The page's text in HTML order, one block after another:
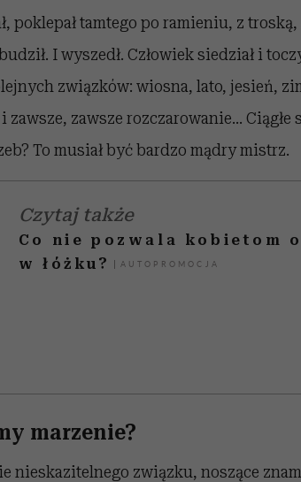
poklepał tamtego po ramieniu, z
I wyszedł. Człowiek siedział i
związków: wiosna, lato, jesień,
zawsze rozczarowanie… Ciągłe
To musiał być bardzo mądry mistrz.
Czytaj także
Co nie pozwala kobietom
w łóżku?
marzenie?
nieskazitelnego związku, noszące